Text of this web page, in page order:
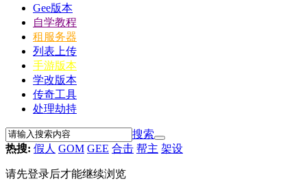
Gee版本
自学教程
租服务器
列表上传
手游版本
学改版本
传奇工具
处理劫持
搜索
热搜: 假人 GOM GEE 合击 帮主 架设
请先登录后才能继续浏览